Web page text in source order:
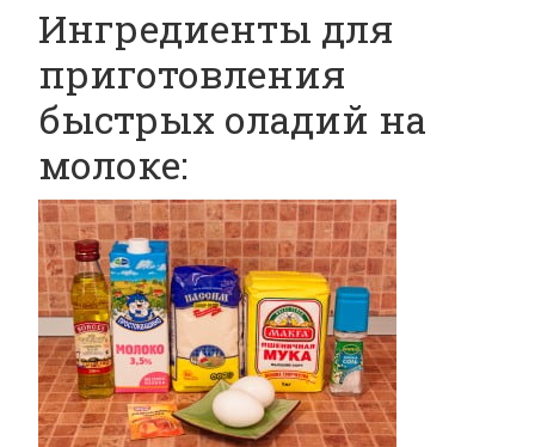
Ингредиенты для
приготовления
быстрых оладий на
молоке: